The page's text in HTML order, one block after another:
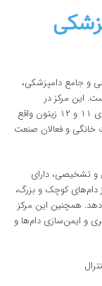
و جامع دامپزشکی،
است. این مرکز در
موقعیتی مناسب، قبل از زیرگذر گویم و حدفاصل کوچه‌های ۱۱ و ۱۲ زیتون واقع
خانگی و فعالان صنعت
و تشخیصی، دارای
دام‌های کوچک و بزرگ،
همچنین این مرکز
و ایمن‌سازی دام‌ها و